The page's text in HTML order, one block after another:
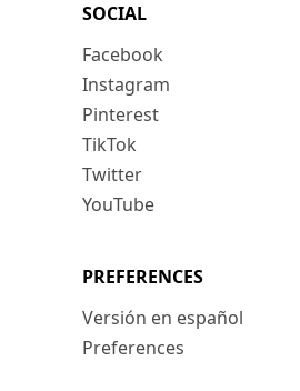
SOCIAL
Facebook
Instagram
Pinterest
TikTok
Twitter
YouTube
PREFERENCES
Versión en español
Preferences